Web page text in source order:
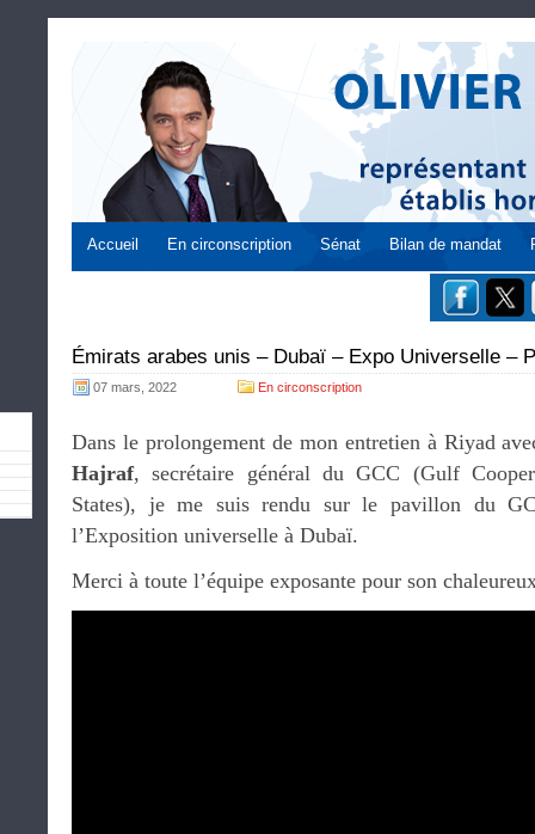
Accueil En circonscription Sénat Bilan de mandat
Émirats arabes unis – Dubaï – Expo Universelle –
07 mars, 2022 En circonscription
Dans le prolongement de mon entretien à Riyad
Hajraf, secrétaire général du GCC (Gulf
States), je me suis rendu sur le pavillon du
l’Exposition universelle à Dubaï.
Merci à toute l’équipe exposante pour son